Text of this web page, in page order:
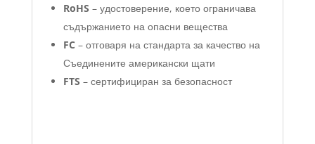
RoHS – удостоверение, което ограничава
съдържанието на опасни вещества
FC – отговаря на стандарта за качество на
Съединените американски щати
FTS – сертифициран за безопасност